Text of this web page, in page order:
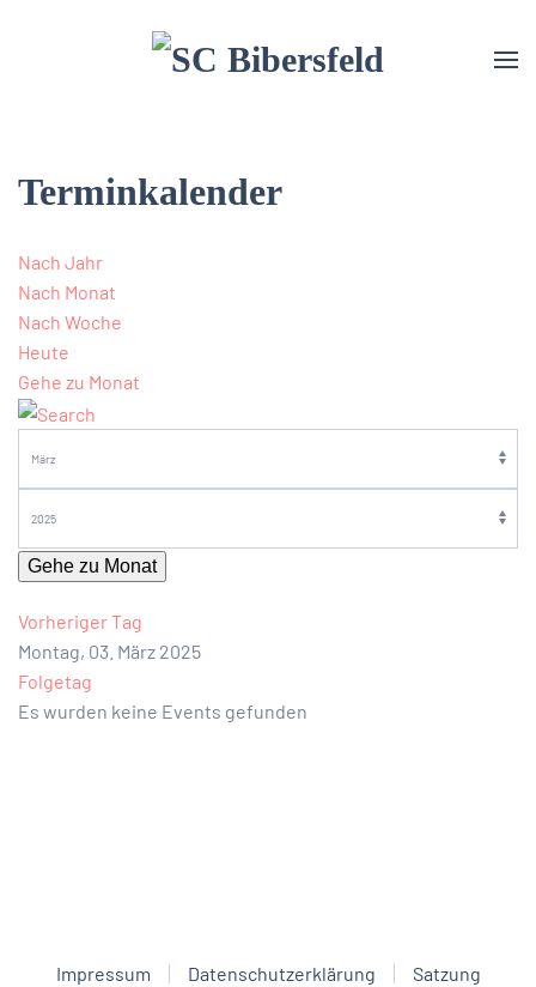
Terminkalender
Nach Jahr
Nach Monat
Nach Woche
Heute
Gehe zu Monat
Gehe zu Monat
Vorheriger Tag
Montag, 03. März 2025
Folgetag
Es wurden keine Events gefunden
Impressum Datenschutzerklärung
Satzung